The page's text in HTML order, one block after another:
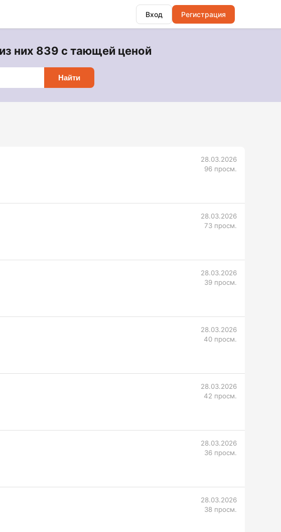
Вход Регистрация
них 839 с тающей ценой
Найти
28.03.2026
96 просм.
28.03.2026
73 просм.
28.03.2026
39 просм.
28.03.2026
40 просм.
28.03.2026
42 просм.
28.03.2026
36 просм.
28.03.2026
38 просм.